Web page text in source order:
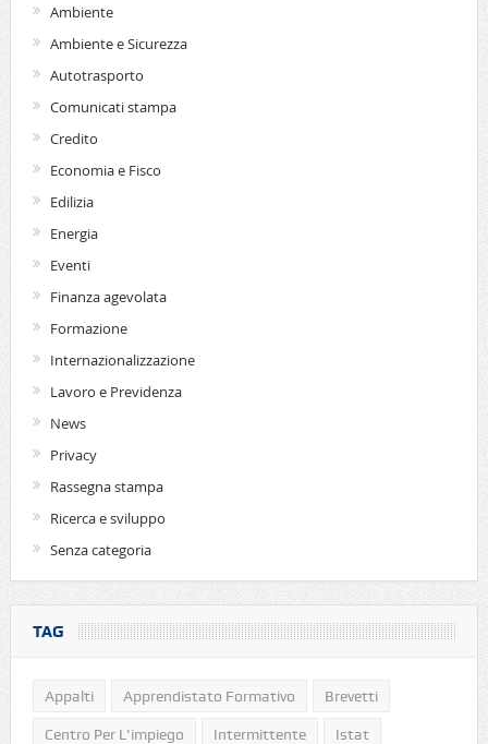
Ambiente
Ambiente e Sicurezza
Autotrasporto
Comunicati stampa
Credito
Economia e Fisco
Edilizia
Energia
Eventi
Finanza agevolata
Formazione
Internazionalizzazione
Lavoro e Previdenza
News
Privacy
Rassegna stampa
Ricerca e sviluppo
Senza categoria
TAG
Appalti Apprendistato Formativo Brevetti
Centro Per L'impiego Intermittente Istat